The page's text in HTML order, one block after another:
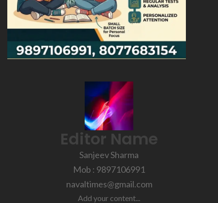
Editor Name
Sanjeev Sharma
Mob : 9897106991
navaltimes@gmail.com
Add your content...